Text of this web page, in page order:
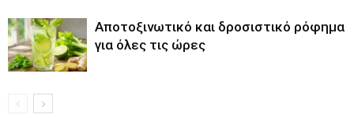
Αποτοξινωτικό και δροσιστικό ρόφημα
για όλες τις ώρες